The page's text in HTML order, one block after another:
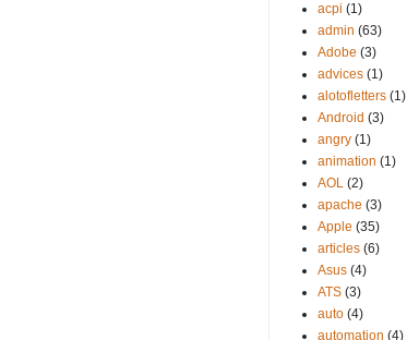
acpi (1)
admin (63)
Adobe (3)
advices (1)
alotofletters (1)
Android (3)
angry (1)
animation (1)
AOL (2)
apache (3)
Apple (35)
articles (6)
Asus (4)
ATS (3)
auto (4)
automation (4)